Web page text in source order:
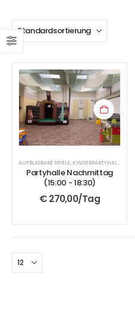
AUFBLASBARE SPIELE, KINDERPARTYHALLE
Partyhalle Nachmittag
(15:00 - 18:30)
€270,00/Tag